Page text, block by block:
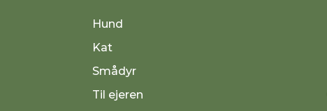
Hund
Kat
Smådyr
Til ejeren